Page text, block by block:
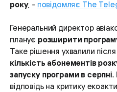
року, - повідомляє The
Генеральний директор
планує розширити
Таке рішення ухвалили
кількість абонементів
запуску програми в серпні.
відповідь на критику